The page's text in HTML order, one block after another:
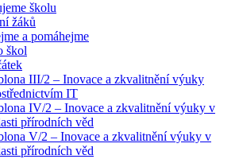
školu
žáků
a pomáhejme
škol
III/2 – Inovace a zkvalitnění výuky
IT
IV/2 – Inovace a zkvalitnění výuky v
přírodních věd
V/2 – Inovace a zkvalitnění výuky v
přírodních věd